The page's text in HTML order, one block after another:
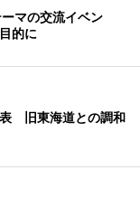
マの交流イベン
的に
旧東海道との調和